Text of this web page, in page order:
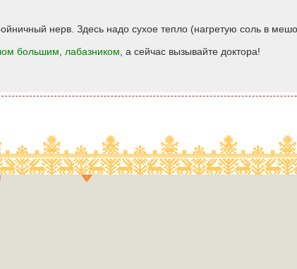
нерв. Здесь надо сухое тепло (нагретую соль в
большим лабазником , а сейчас вызывайте доктора!